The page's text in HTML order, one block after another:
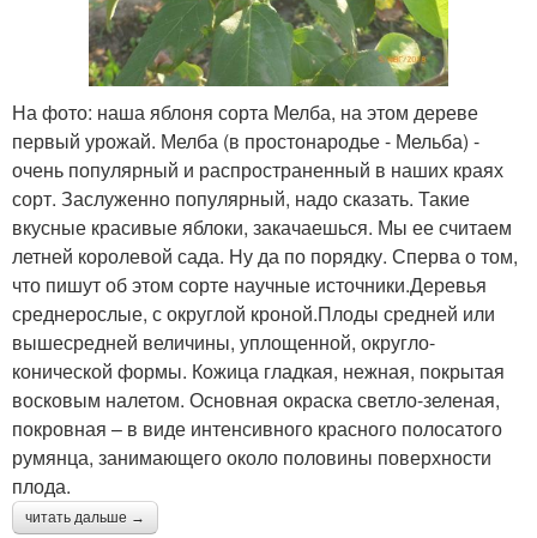
Сорта с названиями Вкусные сорта
Коммерческие сорта Осенние разновидности
Самоплодные сорта
На фото: наша яблоня сорта Мелба, на этом дереве
первый урожай. Мелба (в простонародье - Мельба) -
очень популярный и распространенный в наших краях
сорт. Заслуженно популярный, надо сказать. Такие
вкусные красивые яблоки, закачаешься. Мы ее считаем
летней королевой сада. Ну да по порядку. Сперва о том,
что пишут об этом сорте научные источники.Деревья
среднерослые, с округлой кроной.Плоды средней или
вышесредней величины, уплощенной, округло-
конической формы. Кожица гладкая, нежная, покрытая
восковым налетом. Основная окраска светло-зеленая,
покровная – в виде интенсивного красного полосатого
румянца, занимающего около половины поверхности
плода.
читать дальше →